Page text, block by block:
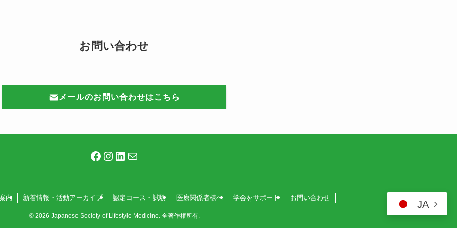
お問い合わせ
メールのお問い合わせはこちら
Facebook
Instagram
LinkedIn
メール
内 新着情報・活動アーカイブ 認定コース・試験 医療関係者様へ 学会をサポート お問い合わせ
©2026 Japanese Society of Lifestyle Medicine. 全著作権所有.
JA